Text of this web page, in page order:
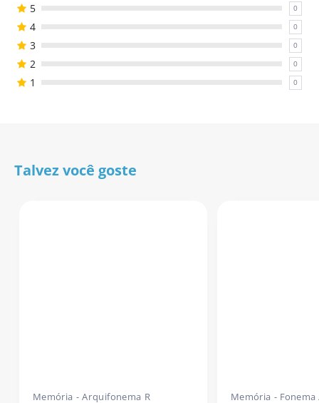
(bastão, imprensa e cursiva);
- Pronto para imprimir e usar.
Benefícios
- Jogo versátil com diferentes formas de aplicação;
5 0
4 0
3 0
2 0
1 0
Talvez você goste
Memória - Arquifonema R Memória -